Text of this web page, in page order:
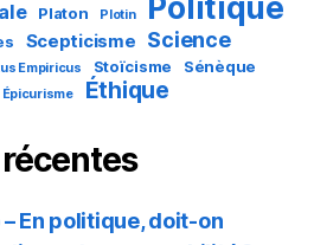
Platon Plotin Politique
Scepticisme Science
Empiricus Stoïcisme
Sénèque
Épicurisme Éthique
En politique, doit-on